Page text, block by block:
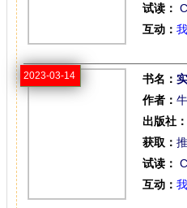
试读：
互动：
2023-03-14 书名：
作者：
出版社：
获取：
试读：
互动：